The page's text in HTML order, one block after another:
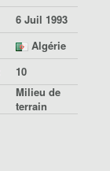
6 Juil 1993
Algérie
10
Milieu de
terrain